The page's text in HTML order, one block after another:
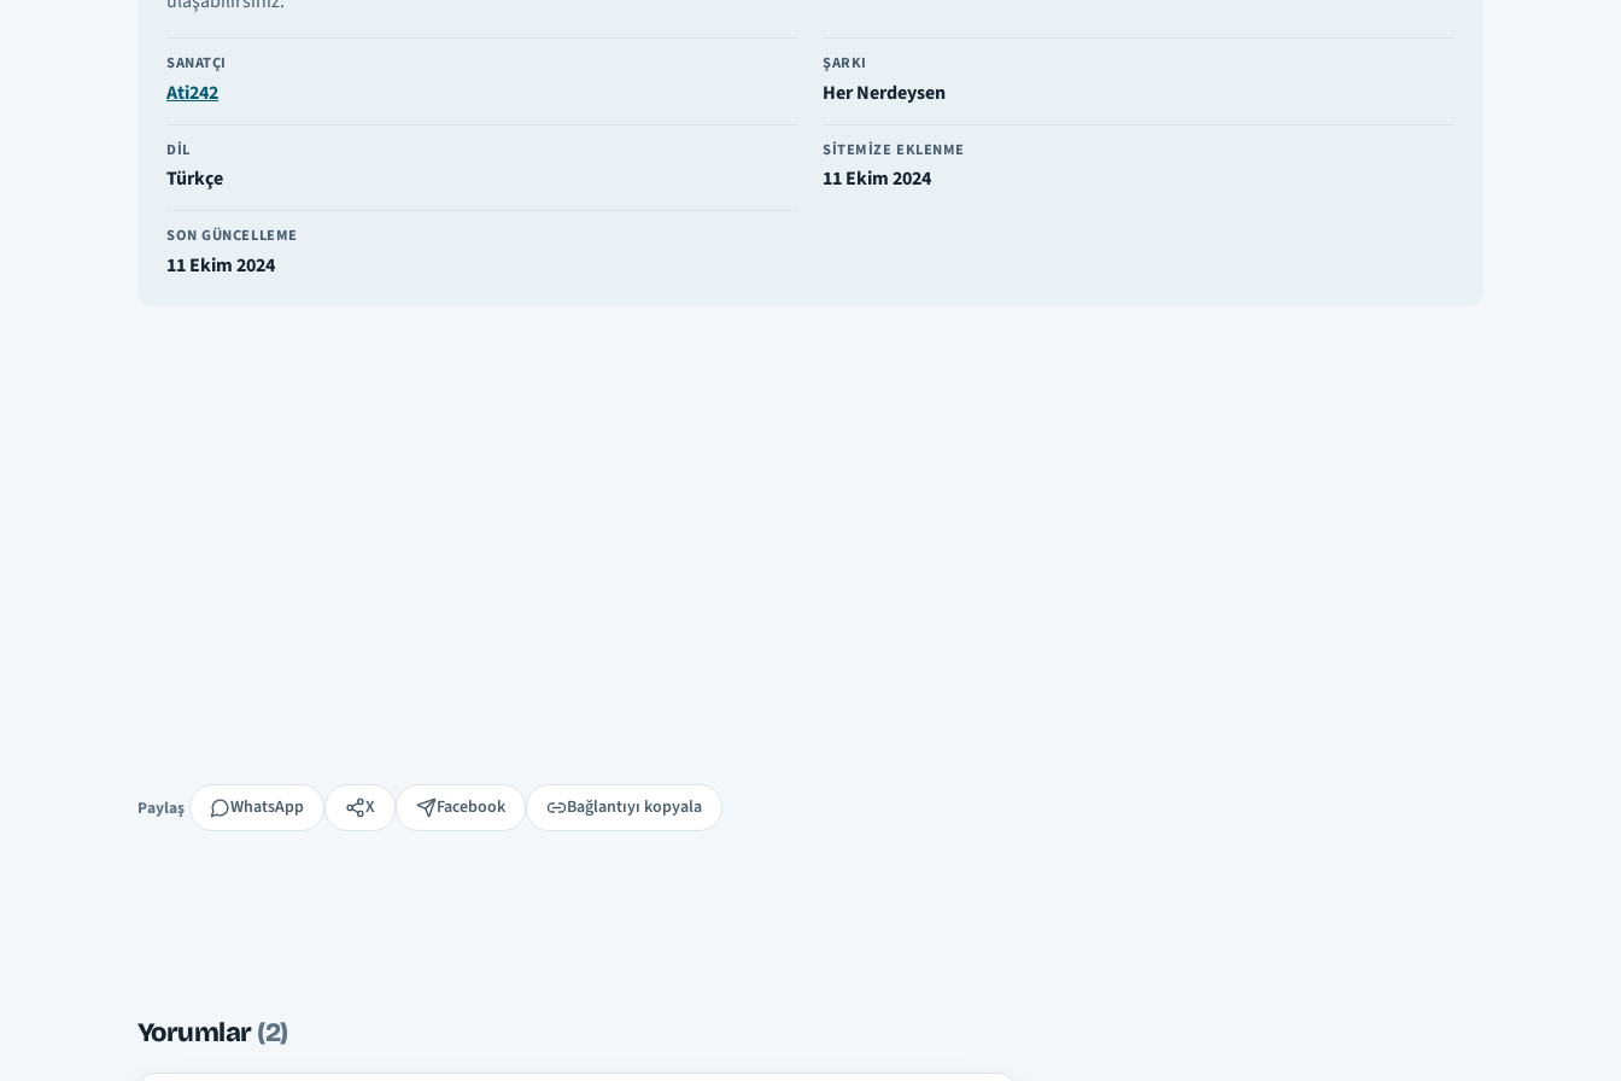
SANATÇI
Ati242
ŞARKI
Her Nerdeysen
DIL
Türkçe
SITEMIZE EKLENME
11 Ekim 2024
SON GÜNCELLEME
11 Ekim 2024
Paylaş
Paylaş WhatsApp X Facebook Bağlantıyı kopyala
Yorumlar(2)